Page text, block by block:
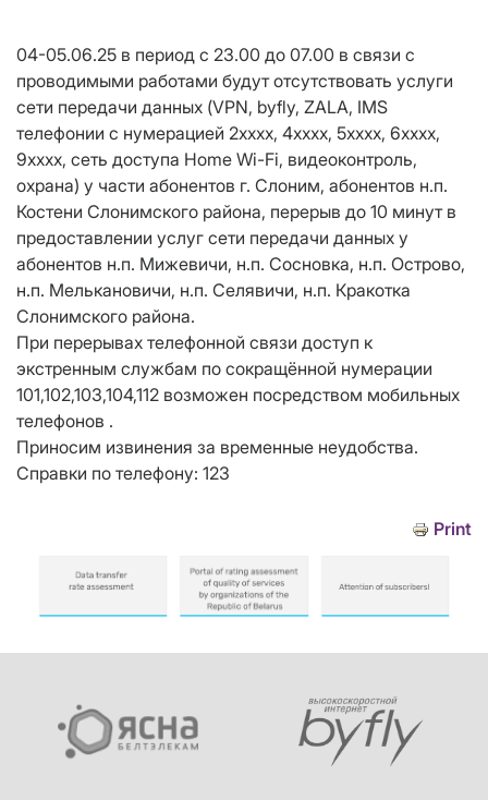
04-05.06.25 в период с 23.00 до 07.00 в связи с
проводимыми работами будут отсутствовать услуги
сети передачи данных (VPN, byfly, ZALA, IMS
телефонии с нумерацией 2хххх, 4хххх, 5хххх, 6хххх,
9хххх, сеть доступа Home Wi-Fi, видеоконтроль,
охрана) у части абонентов г. Слоним, абонентов н.п.
Костени Слонимского района, перерыв до 10 минут в
предоставлении услуг сети передачи данных у
абонентов н.п. Мижевичи, н.п. Сосновка, н.п. Острово,
н.п. Мелькановичи, н.п. Селявичи, н.п. Кракотка
Слонимского района.
При перерывах телефонной связи доступ к
экстренным службам по сокращённой нумерации
101,102,103,104,112 возможен посредством мобильных
телефонов .
Приносим извинения за временные неудобства.
Справки по телефону: 123
Print